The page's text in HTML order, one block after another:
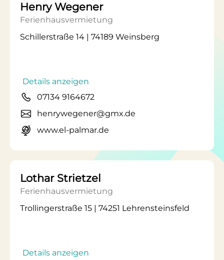
Henry Wegener
Ferienhausvermietung
Schillerstraße 14 | 74189 Weinsberg
Details anzeigen
07134 9164672
henrywegener@gmx.de
www.el-palmar.de
Lothar Strietzel
Ferienhausvermietung
Trollingerstraße 15 | 74251 Lehrensteinsfeld
Details anzeigen